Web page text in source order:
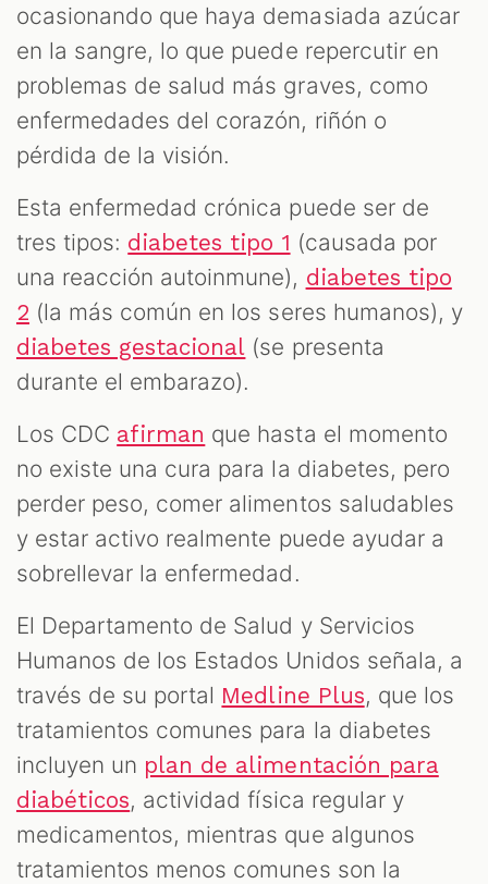
ocasionando que haya demasiada azúcar
en la sangre, lo que puede repercutir en
problemas de salud más graves, como
enfermedades del corazón, riñón o
pérdida de la visión.
Esta enfermedad crónica puede ser de
tres tipos: diabetes tipo 1 (causada por
una reacción autoinmune), diabetes tipo
2 (la más común en los seres humanos), y
diabetes gestacional (se presenta
durante el embarazo).
Los CDC afirman que hasta el momento
no existe una cura para la diabetes, pero
perder peso, comer alimentos saludables
y estar activo realmente puede ayudar a
sobrellevar la enfermedad.
El Departamento de Salud y Servicios
Humanos de los Estados Unidos señala, a
través de su portal Medline Plus, que los
tratamientos comunes para la diabetes
incluyen un plan de alimentación para
diabéticos, actividad física regular y
medicamentos, mientras que algunos
tratamientos menos comunes son la